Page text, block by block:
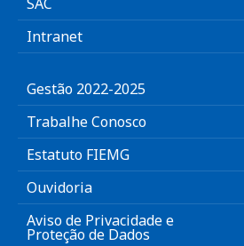
Intranet
Gestão 2022-2025
Trabalhe Conosco
Estatuto FIEMG
Ouvidoria
Aviso de Privacidade e
Proteção de Dados